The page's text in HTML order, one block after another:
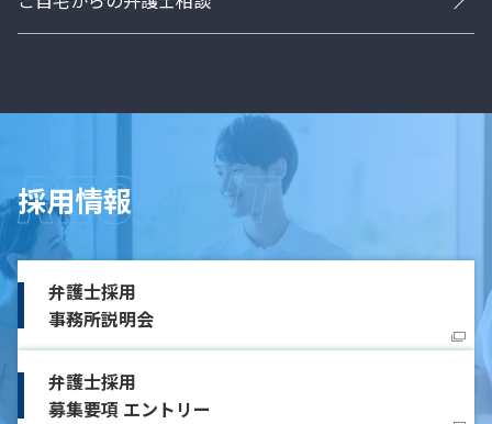
採用情報
弁護士採用
事務所説明会
弁護士採用
募集要項 エントリー